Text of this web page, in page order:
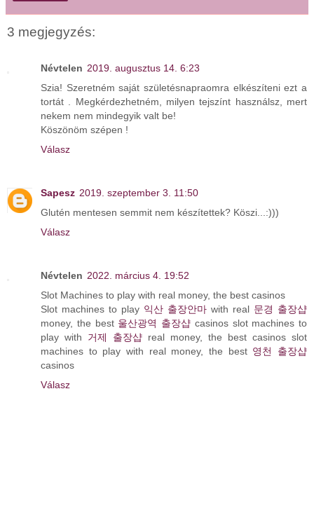
3 megjegyzés:
Névtelen 2019. augusztus 14. 6:23
Szia! Szeretném saját születésnapraomra elkészíteni ezt a
tortát . Megkérdezhetném, milyen tejszínt használsz, mert
nekem nem mindegyik valt be!
Köszönöm szépen !
Válasz
Sapesz 2019. szeptember 3. 11:50
Glutén mentesen semmit nem készítettek? Köszi...:)))
Válasz
Névtelen 2022. március 4. 19:52
Slot Machines to play with real money, the best casinos
Slot machines to play 익산 출장안마 with real 문경 출장샵
money, the best 울산광역 출장샵 casinos slot machines to
play with 거제 출장샵 real money, the best casinos slot
machines to play with real money, the best 영천 출장샵
casinos
Válasz